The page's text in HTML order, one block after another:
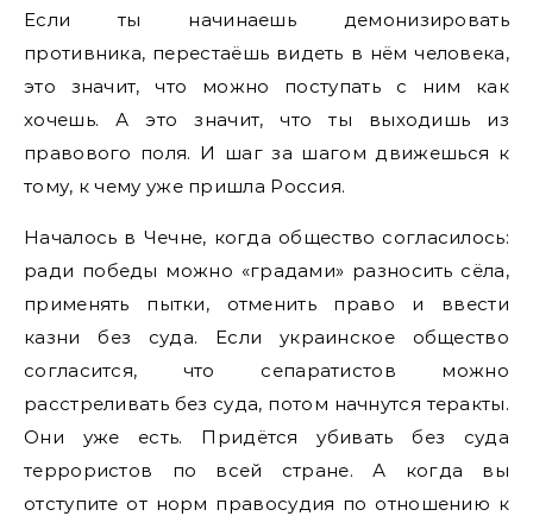
Если ты начинаешь демонизировать
противника, перестаёшь видеть в нём человека,
это значит, что можно поступать с ним как
хочешь. А это значит, что ты выходишь из
правового поля. И шаг за шагом движешься к
тому, к чему уже пришла Россия.
Началось в Чечне, когда общество согласилось:
ради победы можно «градами» разносить сёла,
применять пытки, отменить право и ввести
казни без суда. Если украинское общество
согласится, что сепаратистов можно
расстреливать без суда, потом начнутся теракты.
Они уже есть. Придётся убивать без суда
террористов по всей стране. А когда вы
отступите от норм правосудия по отношению к